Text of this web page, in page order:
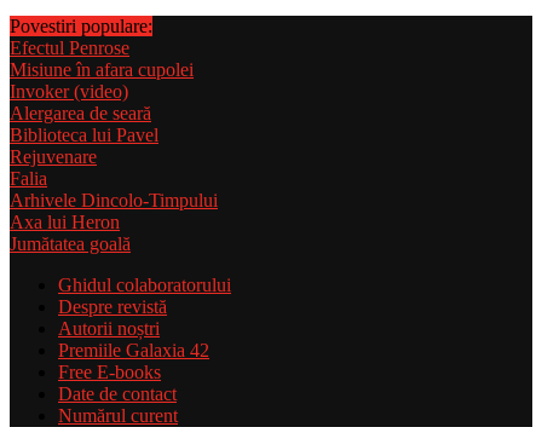
Povestiri populare:
Efectul Penrose
Misiune în afara cupolei
Invoker (video)
Alergarea de seară
Biblioteca lui Pavel
Rejuvenare
Falia
Arhivele Dincolo-Timpului
Axa lui Heron
Jumătatea goală
Ghidul colaboratorului
Despre revistă
Autorii noștri
Premiile Galaxia 42
Free E-books
Date de contact
Numărul curent